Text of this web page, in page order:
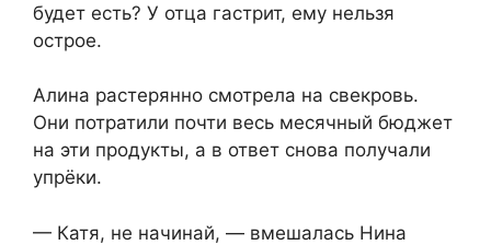
будет есть? У отца гастрит, ему нельзя
острое.
Алина растерянно смотрела на свекровь.
Они потратили почти весь месячный бюджет
на эти продукты, а в ответ снова получали
упрёки.
— Катя, не начинай, — вмешалась Нина